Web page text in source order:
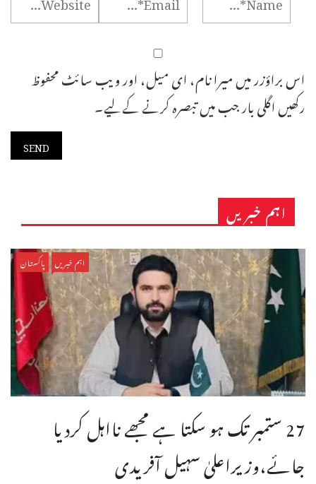
اس براؤزر میں میرا نام، ای میل، اور ویب سائٹ محفوظ
رکھیں اگلی بار جب میں تبصرہ کرنے کےلیے۔
اہم خبریں
اہم خبریں پاکستان
27 ستمبر تک ہو سکتا ہے مجھے نااہل کردیا
جائے،وزیراعلیٰ سہیل آفریدی